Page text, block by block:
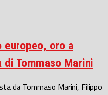
europeo, oro a
di Tommaso Marini
da Tommaso Marini, Filippo